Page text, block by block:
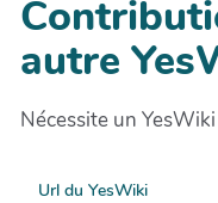
autre
Nécessite un
Url du YesWiki